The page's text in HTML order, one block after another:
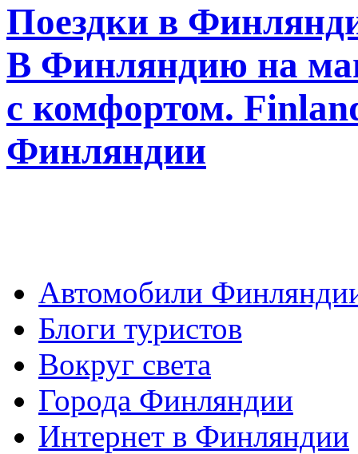
Поездки в
В Финляндию на
с комфортом.
Финляндии
Автомобили
Блоги туристов
Вокруг света
Города Финляндии
Интернет в Финляндии